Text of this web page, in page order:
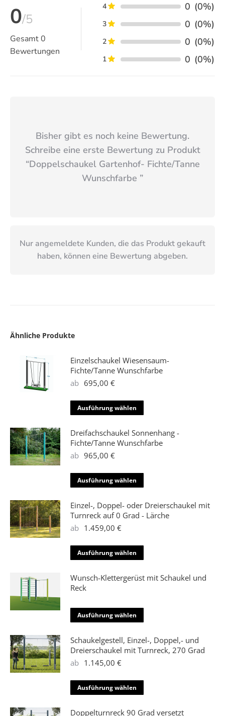
0/5
Gesamt0
Bewertungen
4 0 (0%)
3 0 (0%)
2 0 (0%)
1 0 (0%)
Bisher gibt es noch keine Bewertung.
Schreibe eine erste Bewertung zu Produkt
“Doppelschaukel Gartenhof- Fichte/Tanne
Wunschfarbe ”
Nur angemeldete Kunden, die das Produkt gekauft
haben, können eine Bewertung abgeben.
Ähnliche Produkte
Einzelschaukel Wiesensaum-
Fichte/Tanne Wunschfarbe
ab 695,00 €
Ausführung wählen
Produkt
weist
mehrere
Optionen
können
auf
werden
Dreifachschaukel Sonnenhang -
Fichte/Tanne Wunschfarbe
ab 965,00 €
Ausführung wählen
Produkt
weist
mehrere
Optionen
können
Produktseite
gewählt
werden
Einzel-, Doppel- oder Dreierschaukel mit
Turnreck auf 0 Grad - Lärche
ab 1.459,00 €
Ausführung wählen
Produkt
weist
auf.
Die
Optionen
können
Produktseite
gewählt
werden
Wunsch-Klettergerüst mit Schaukel und
Reck
Ausführung wählen
Produkt
weist
mehrere
Optionen
können
Schaukelgestell, Einzel-, Doppel,- und
Dreierschaukel mit Turnreck, 270 Grad
ab 1.145,00 €
Ausführung wählen
Produkt
weist
Doppelturnreck 90 Grad versetzt